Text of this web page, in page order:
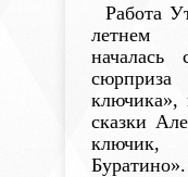
Работа
летнем
началась
ключика»,
сказки
Буратино».